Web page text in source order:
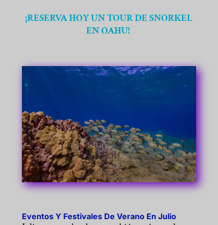
¡RESERVA HOY UN TOUR DE SNORKEL
EN OAHU!
Eventos Y Festivales De Verano En Julio